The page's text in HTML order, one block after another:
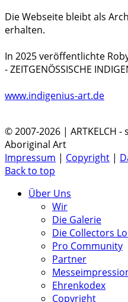
Die Webseite bleibt als
erhalten.
In 2025 veröffentlichte
- ZEITGENÖSSISCHE
www.indigenius-art.de
© 2007-2026 | ARTKELCH
Aboriginal Art
Impressum | Copyright |
Back to top
Über Uns
Wir
Die Galerie
Die Collectors
Pro Community
Partner
Ehrenkodex
Copyright